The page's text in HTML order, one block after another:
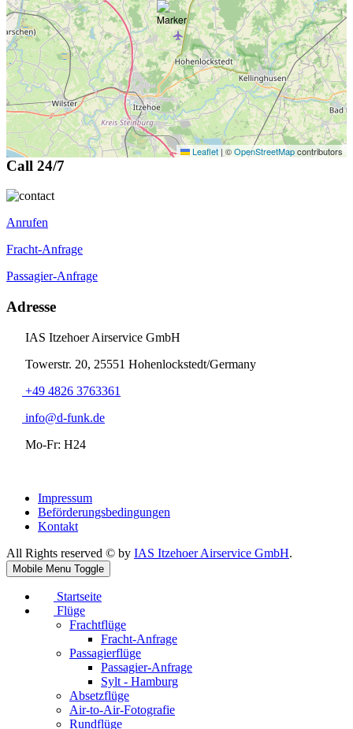
Leaflet | ©OpenStreetMapcontributors
Call 24/7
Anrufen
Fracht-Anfrage
Passagier-Anfrage
Adresse
IAS Itzehoer Airservice GmbH
Towerstr. 20, 25551 Hohenlockstedt/Germany
+49 4826 3763361
info@d-funk.de
Mo-Fr: H24
Impressum
Beförderungsbedingungen
Kontakt
All Rights reserved © by IAS Itzehoer Airservice GmbH.
Mobile Menu Toggle
Startseite
Flüge
Frachtflüge
Fracht-Anfrage
Passagierflüge
Passagier-Anfrage
Sylt - Hamburg
Absetzflüge
Air-to-Air-Fotografie
Rundflüge